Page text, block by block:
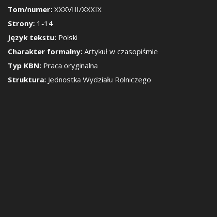
Ukryj panel
Tom/numer:XXXVIII/XXXIX
Strony: 1-14
Język tekstu: Polski
Charakter formalny:Artykuł w czasopiśmie
Typ KBN: Praca oryginalna
Struktura: Jednostka Wydziału Rolniczego